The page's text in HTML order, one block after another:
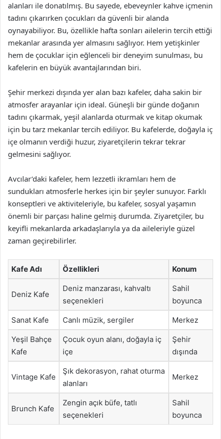
alanları ile donatılmış. Bu sayede, ebeveynler kahve içmenin
tadını çıkarırken çocukları da güvenli bir alanda
oynayabiliyor. Bu, özellikle hafta sonları ailelerin tercih ettiği
mekanlar arasında yer almasını sağlıyor. Hem yetişkinler
hem de çocuklar için eğlenceli bir deneyim sunulması, bu
kafelerin en büyük avantajlarından biri.
Şehir merkezi dışında yer alan bazı kafeler, daha sakin bir
atmosfer arayanlar için ideal. Güneşli bir günde doğanın
tadını çıkarmak, yeşil alanlarda oturmak ve kitap okumak
için bu tarz mekanlar tercih ediliyor. Bu kafelerde, doğayla iç
içe olmanın verdiği huzur, ziyaretçilerin tekrar tekrar
gelmesini sağlıyor.
Avcılar’daki kafeler, hem lezzetli ikramları hem de
sundukları atmosferle herkes için bir şeyler sunuyor. Farklı
konseptleri ve aktiviteleriyle, bu kafeler, sosyal yaşamın
önemli bir parçası haline gelmiş durumda. Ziyaretçiler, bu
keyifli mekanlarda arkadaşlarıyla ya da aileleriyle güzel
zaman geçirebilirler.
Kafe Adı Özellikleri Konum
Deniz Kafe
Deniz manzarası, kahvaltı
seçenekleri
Sahil
boyunca
Sanat Kafe Canlı müzik, sergiler Merkez
Yeşil Bahçe
Kafe
Çocuk oyun alanı, doğayla iç
içe
Şehir
dışında
Vintage Kafe
Şık dekorasyon, rahat oturma
alanları
Merkez
Brunch Kafe
Zengin açık büfe, tatlı
seçenekleri
Sahil
boyunca